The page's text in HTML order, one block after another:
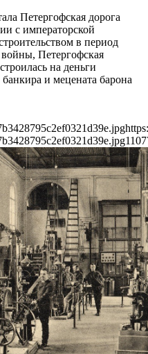
Петергофская дорога
с императорской
в период
Петергофская
на деньги
и мецената барона
1107